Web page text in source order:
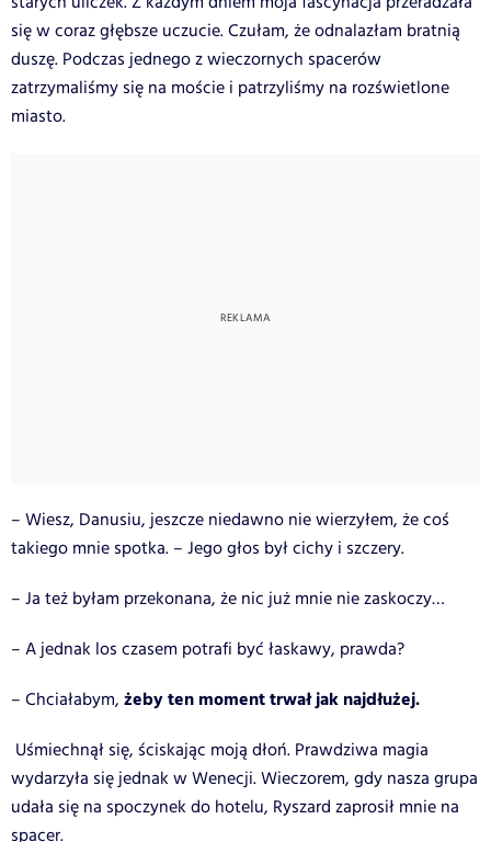
się w coraz głębsze uczucie. Czułam, że odnalazłam bratnią
duszę. Podczas jednego z wieczornych spacerów
zatrzymaliśmy się na moście i patrzyliśmy na rozświetlone
miasto.
– Wiesz, Danusiu, jeszcze niedawno nie wierzyłem, że coś
takiego mnie spotka. – Jego głos był cichy i szczery.
– Ja też byłam przekonana, że nic już mnie nie zaskoczy…
– A jednak los czasem potrafi być łaskawy, prawda?
– Chciałabym, żeby ten moment trwał jak najdłużej.
Uśmiechnął się, ściskając moją dłoń. Prawdziwa magia
wydarzyła się jednak w Wenecji. Wieczorem, gdy nasza grupa
udała się na spoczynek do hotelu, Ryszard zaprosił mnie na
spacer.